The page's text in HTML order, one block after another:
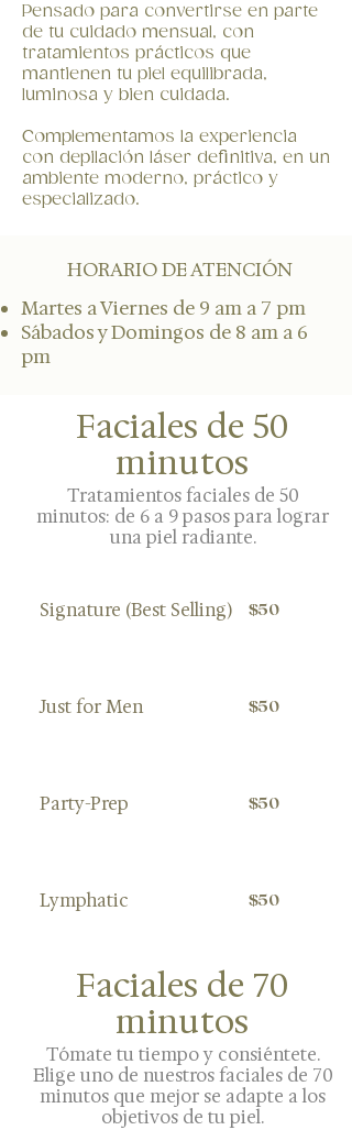
Pensado para convertirse en parte
de tu cuidado mensual, con
tratamientos prácticos que
mantienen tu piel equilibrada,
luminosa y bien cuidada.
Complementamos la experiencia
con depilación láser definitiva, en un
ambiente moderno, práctico y
especializado.
HORARIO DE ATENCIÓN
Martes a Viernes de 9 am a 7 pm
Sábados y Domingos de 8 am a 6
pm
Faciales de 50
minutos
Tratamientos faciales de 50
minutos: de 6 a 9 pasos para lograr
una piel radiante.
Signature (Best Selling) $50
Just for Men $50
Party-Prep $50
Lymphatic $50
Faciales de 70
minutos
Tómate tu tiempo y consiéntete.
Elige uno de nuestros faciales de 70
minutos que mejor se adapte a los
objetivos de tu piel.